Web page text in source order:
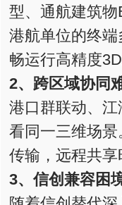
型、通航建筑
港航单位的终
畅运行高精度
2、跨区域协同
港口群联动、
看同一三维场
传输，远程共
3、信创兼容困